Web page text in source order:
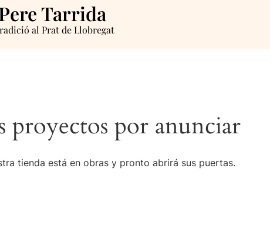
Tarrida
al Prat de Llobregat
proyectos por anunciar
tienda está en obras y pronto abrirá sus puertas.